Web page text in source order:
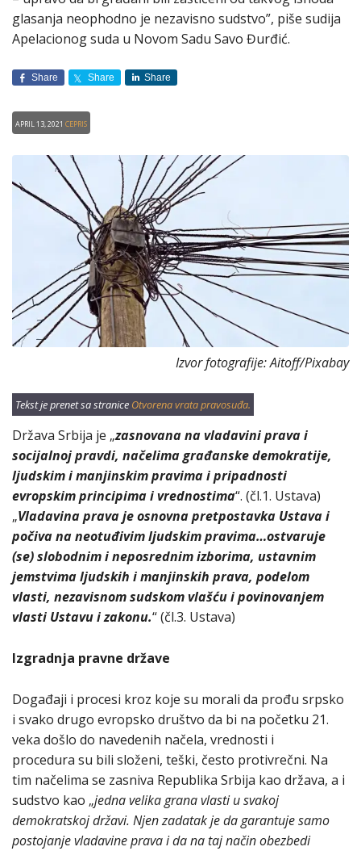
glasanja neophodno je nezavisno sudstvo”, piše sudija
Apelacionog suda u Novom Sadu Savo Đurđić.
Share Share Share
April 13, 2021 CEPRIS
Izvor fotografije: Aitoff/Pixabay
Tekst je prenet sa stranice Otvorena vrata pravosuđa.
Država Srbija je „zasnovana na vladavini prava i
socijalnoj pravdi, načelima građanske demokratije,
ljudskim i manjinskim pravima i pripadnosti
evropskim principima i vrednostima“. (čl.1. Ustava)
„Vladavina prava je osnovna pretpostavka Ustava i
počiva na neotuđivim ljudskim pravima…ostvaruje
(se) slobodnim i neposrednim izborima, ustavnim
jemstvima ljudskih i manjinskih prava, podelom
vlasti, nezavisnom sudskom vlašću i povinovanjem
vlasti Ustavu i zakonu.“ (čl.3. Ustava)
Izgradnja pravne države
Događaji i procesi kroz koje su morali da prođu srpsko
i svako drugo evropsko društvo da bi na početku 21.
veka došlo do navedenih načela, vrednosti i
procedura su bili složeni, teški, često protivrečni. Na
tim načelima se zasniva Republika Srbija kao država, a i
sudstvo kao „jedna velika grana vlasti u svakoj
demokratskoj državi. Njen zadatak je da garantuje samo
postojanje vladavine prava i da na taj način obezbedi